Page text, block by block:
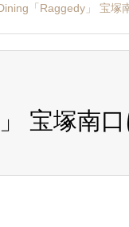
「Raggedy」 宝塚
宝塚南